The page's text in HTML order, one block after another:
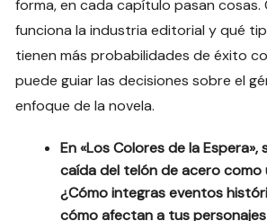
forma, en cada capítulo pasan cosas.
funciona la industria editorial y qué
tienen más probabilidades de éxito
puede guiar las decisiones sobre el
enfoque de la novela.
En «Los Colores de la Espera»,
caída del telón de acero como
¿Cómo integras eventos
cómo afectan a tus